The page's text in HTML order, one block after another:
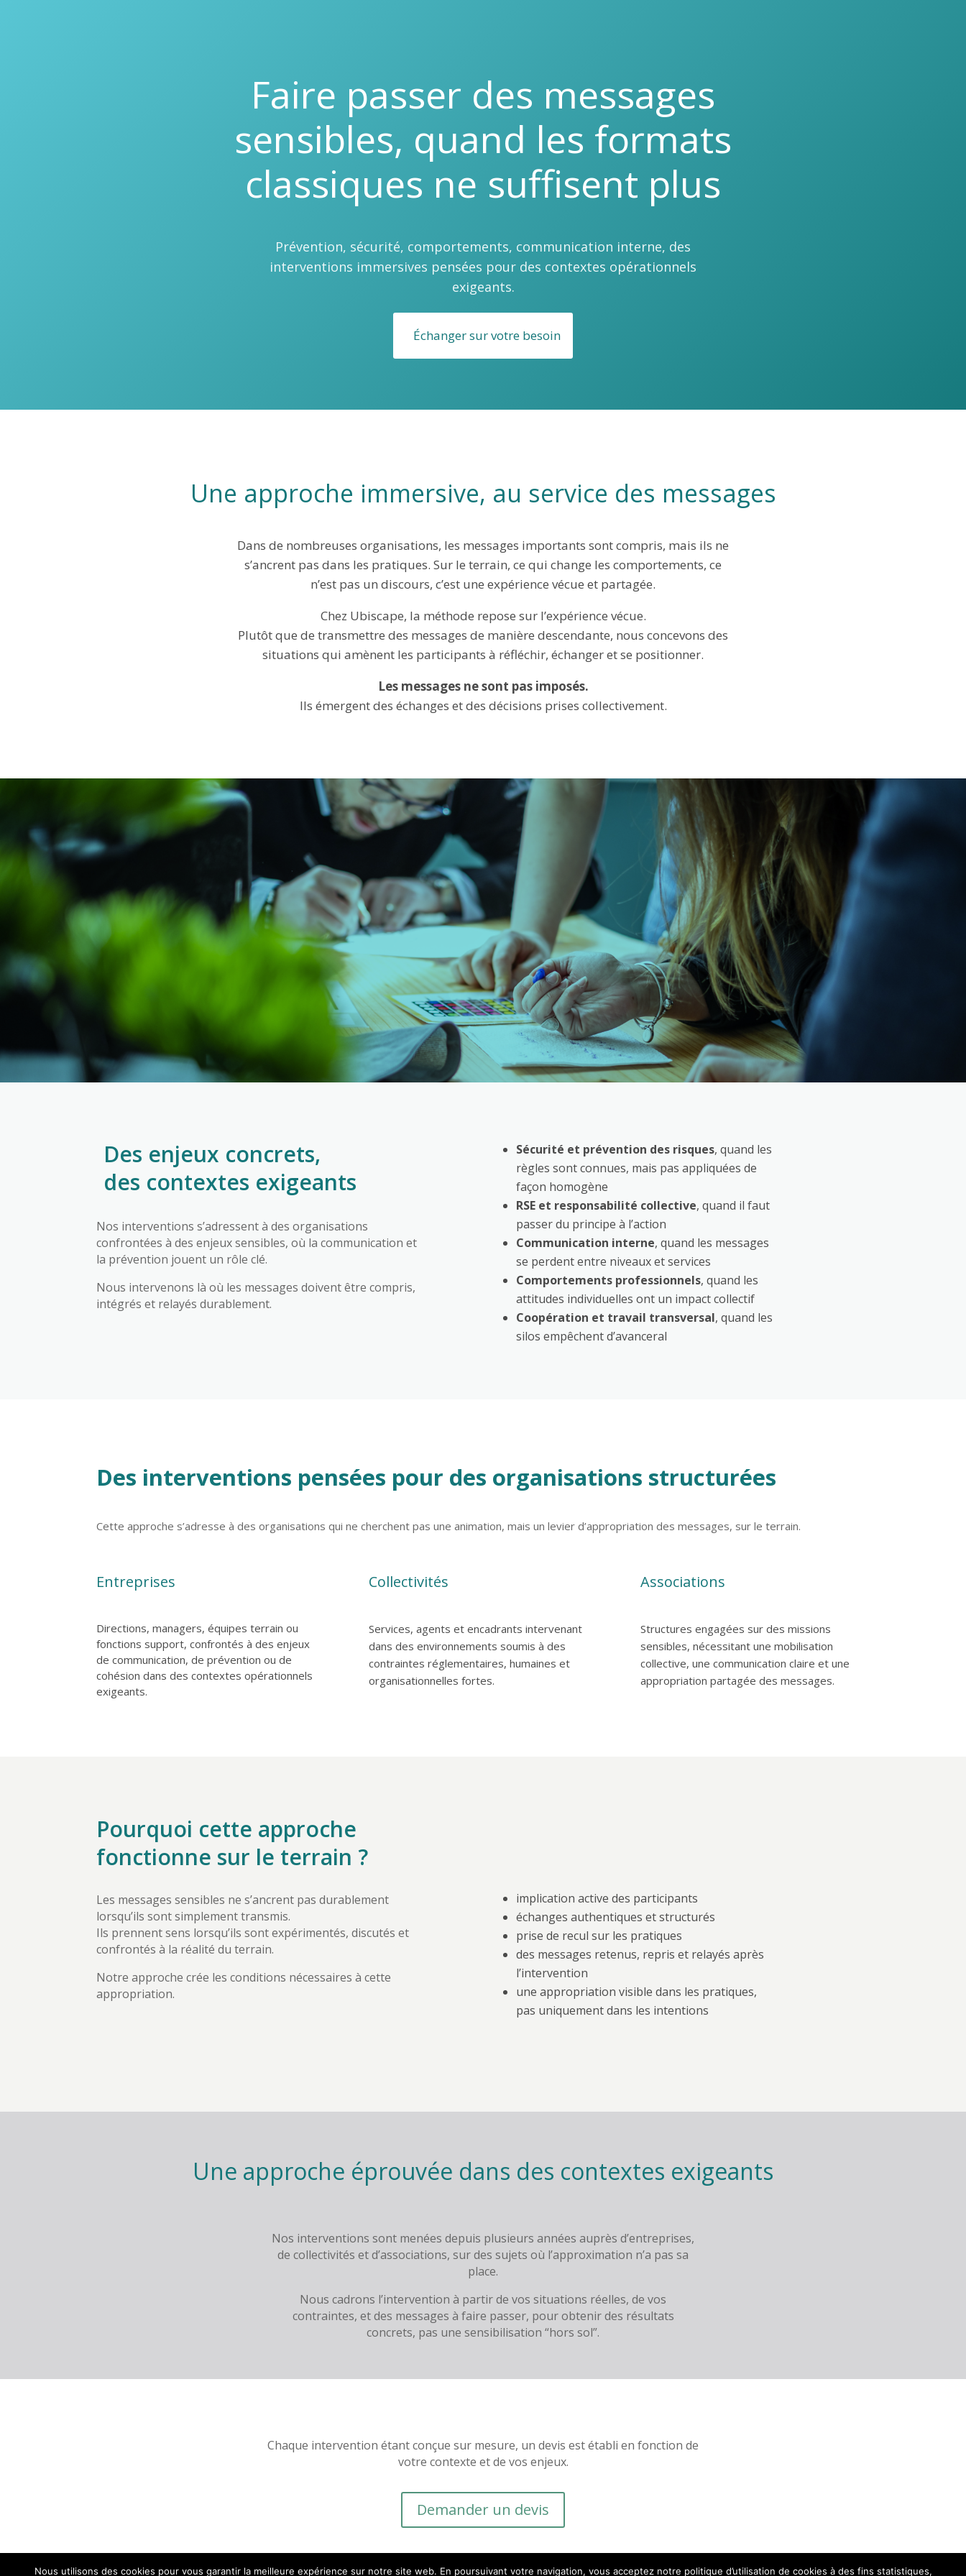
Faire passer des messages
sensibles, quand les formats
classiques ne suffisent plus
Prévention, sécurité, comportements, communication interne, des
interventions immersives pensées pour des contextes opérationnels
exigeants.
Échanger sur votre besoin
Une approche immersive, au service des messages
Dans de nombreuses organisations, les messages importants sont compris, mais ils ne
s’ancrent pas dans les pratiques. Sur le terrain, ce qui change les comportements, ce
n’est pas un discours, c’est une expérience vécue et partagée.
Chez Ubiscape, la méthode repose sur l’expérience vécue.
Plutôt que de transmettre des messages de manière descendante, nous concevons des
situations qui amènent les participants à réfléchir, échanger et se positionner.
Les messages ne sont pas imposés.
Ils émergent des échanges et des décisions prises collectivement.
Des enjeux concrets,
des contextes exigeants
Nos interventions s’adressent à des organisations
confrontées à des enjeux sensibles, où la communication et
la prévention jouent un rôle clé.
Nous intervenons là où les messages doivent être compris,
intégrés et relayés durablement.
Sécurité et prévention des risques, quand les
règles sont connues, mais pas appliquées de
façon homogène
RSE et responsabilité collective, quand il faut
passer du principe à l’action
Communication interne, quand les messages
se perdent entre niveaux et services
Comportements professionnels, quand les
attitudes individuelles ont un impact collectif
Coopération et travail transversal, quand les
silos empêchent d’avanceral
Des interventions pensées pour des organisations structurées
Cette approche s’adresse à des organisations qui ne cherchent pas une animation, mais un levier d’appropriation des messages, sur le terrain.
Entreprises
Directions, managers, équipes terrain ou
fonctions support, confrontés à des enjeux
de communication, de prévention ou de
cohésion dans des contextes opérationnels
exigeants.
Collectivités
Services, agents et encadrants intervenant
dans des environnements soumis à des
contraintes réglementaires, humaines et
organisationnelles fortes.
Associations
Structures engagées sur des missions
sensibles, nécessitant une mobilisation
collective, une communication claire et une
appropriation partagée des messages.
Pourquoi cette approche
fonctionne sur le terrain ?
Les messages sensibles ne s’ancrent pas durablement
lorsqu’ils sont simplement transmis.
Ils prennent sens lorsqu’ils sont expérimentés, discutés et
confrontés à la réalité du terrain.
Notre approche crée les conditions nécessaires à cette
appropriation.
implication active des participants
échanges authentiques et structurés
prise de recul sur les pratiques
des messages retenus, repris et relayés après
l’intervention
une appropriation visible dans les pratiques,
pas uniquement dans les intentions
Une approche éprouvée dans des contextes exigeants
Nos interventions sont menées depuis plusieurs années auprès d’entreprises,
de collectivités et d’associations, sur des sujets où l’approximation n’a pas sa
place.
Nous cadrons l’intervention à partir de vos situations réelles, de vos
contraintes, et des messages à faire passer, pour obtenir des résultats
concrets, pas une sensibilisation “hors sol”.
Chaque intervention étant conçue sur mesure, un devis est établi en fonction de
votre contexte et de vos enjeux.
Demander un devis
Nous utilisons des cookies pour vous garantir la meilleure expérience sur notre site web. En poursuivant votre navigation, vous acceptez notre politique d’utilisation de cookies à des fins statistiques,